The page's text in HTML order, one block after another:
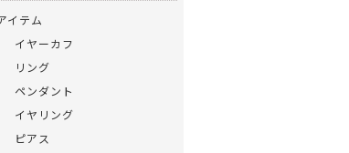
イテム
イヤーカフ
リング
ペンダント
イヤリング
ピアス